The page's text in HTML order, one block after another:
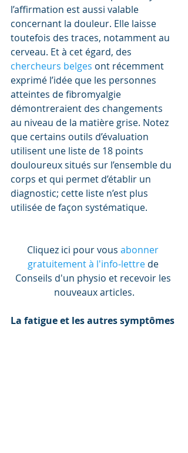
l’affirmation est aussi valable
concernant la douleur. Elle laisse
toutefois des traces, notamment au
cerveau. Et à cet égard, des
chercheurs belges ont récemment
exprimé l’idée que les personnes
atteintes de fibromyalgie
démontreraient des changements
au niveau de la matière grise. Notez
que certains outils d’évaluation
utilisent une liste de 18 points
douloureux situés sur l’ensemble du
corps et qui permet d’établir un
diagnostic; cette liste n’est plus
utilisée de façon systématique.
Cliquez ici pour vous abonner
gratuitement à l'info-lettre de
Conseils d'un physio et recevoir les
nouveaux articles.
La fatigue et les autres symptômes